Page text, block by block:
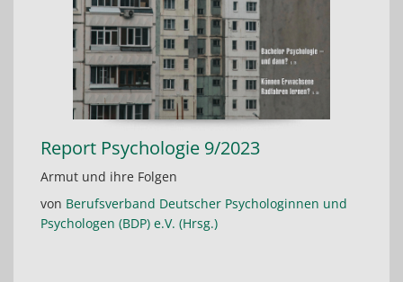
Report Psychologie 9/2023
Armut und ihre Folgen
von Berufsverband Deutscher Psychologinnen und
Psychologen (BDP) e.V. (Hrsg.)